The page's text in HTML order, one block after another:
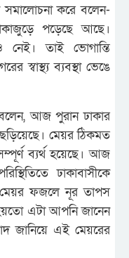
করে বলেন-
পড়েছে আছে।
তাই ভোগান্তি
স্বাস্থ্য ব্যবস্থা ভেঙে
আজ পুরান ঢাকার
মেয়র ঠিকমত
ব্যর্থ হয়েছে। আজ
ঢাকাবাসীকে
মেয়র ফজলে নূর তাপস
এটা আপনি জানেন
জানিয়ে এই মেয়রের